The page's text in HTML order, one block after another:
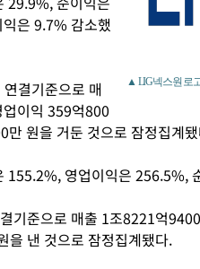
▲ LIG넥스원 로
은 9.7% 감소했
결기준으로 매
이익 359억800
원을 거둔 것으로 잠정집계
155.2%, 영업이익은 256.5%,
기준으로 매출 1조8221억
을 낸 것으로 잠정집계됐다.